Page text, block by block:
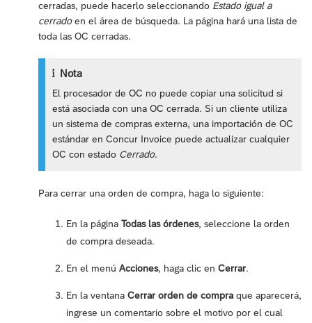
cerradas, puede hacerlo seleccionando Estado igual a
cerradoen el área de búsqueda. La página hará una lista de
toda las OC cerradas.
Nota
El procesador de OC no puede copiar una solicitud si
está asociada con una OC cerrada. Si un cliente utiliza
un sistema de compras externa, una importación de OC
estándar en Concur Invoice puede actualizar cualquier
OC con estado Cerrado.
Para cerrar una orden de compra, haga lo siguiente:
En la página Todas las órdenes, seleccione la orden
de compra deseada.
En el menú Acciones, haga clic en Cerrar.
En la ventana Cerrar orden de compra que aparecerá,
ingrese un comentario sobre el motivo por el cual